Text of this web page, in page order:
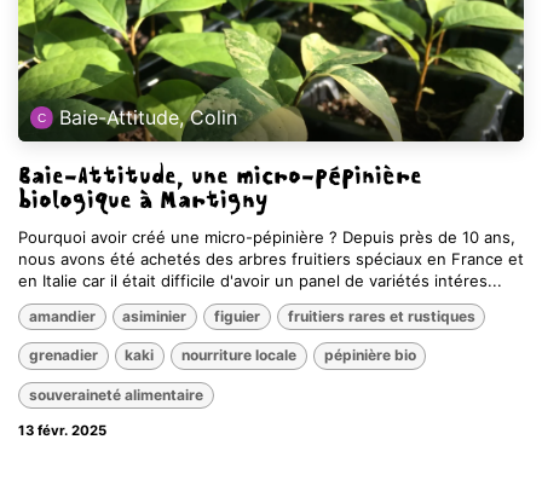
Baie-Attitude, Colin
Baie-Attitude, une micro-pépinière
biologique à Martigny
Pourquoi avoir créé une micro-pépinière ? Depuis près de 10 ans,
nous avons été achetés des arbres fruitiers spéciaux en France et
en Italie car il était difficile d'avoir un panel de variétés intéres...
amandier asiminier figuier fruitiers rares et rustiques
grenadier kaki nourriture locale pépinière bio
souveraineté alimentaire
13 févr. 2025